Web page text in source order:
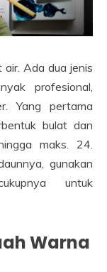
Ada dua jenis
profesional,
Yang pertama
bulat dan
maks. 24.
gunakan
untuk
Warna